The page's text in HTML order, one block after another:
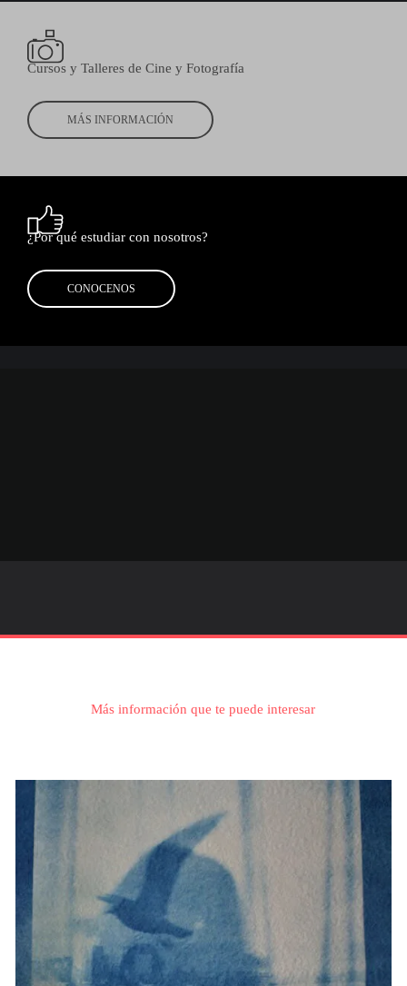
Cursos y Talleres de Cine y Fotografía
MÁS INFORMACIÓN
¿Por qué estudiar con nosotros?
CONOCENOS
Más información que te puede interesar